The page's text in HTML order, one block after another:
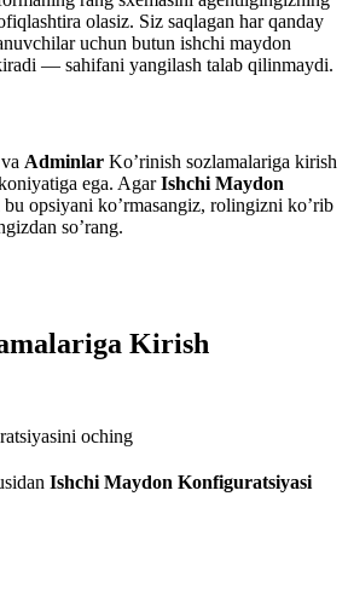
olasiz. Siz saqlagan har qanday
uchun butun ishchi maydon
— sahifani yangilash talab qilinmaydi.
va Adminlar Ko’rinish sozlamalariga kirish
ega. AgarIshchi Maydon
bu opsiyani ko’rmasangiz, rolingizni ko’rib
so’rang.
Kirish
oching
Ishchi Maydon Konfiguratsiyasi